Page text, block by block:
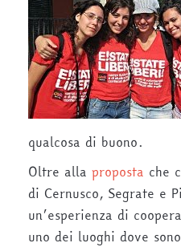
qualcosa di buono.
Oltre alla proposta che
di Cernusco, Segrate e
un’esperienza di
uno dei luoghi dove